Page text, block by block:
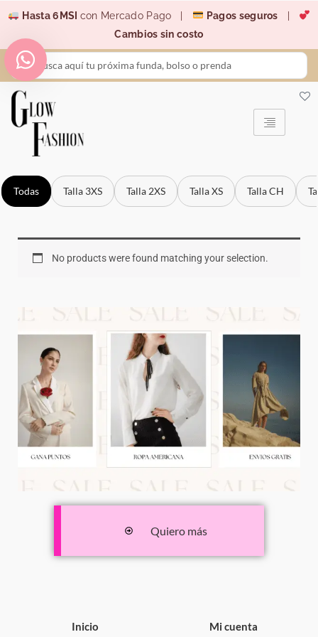
contenido
Hasta 6MSI con Mercado Pago | Pagos seguros
Cambios sin costo
Search
...
Todas Talla 3XS Talla 2XS Talla XS Talla CH
No products were found matching your selection.
Quiero más
Inicio Mi cuenta